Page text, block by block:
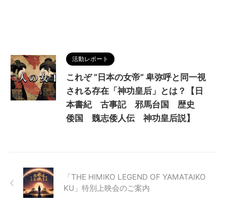
活動レポート
これぞ ”日本の女帝” 卑弥呼と同一視
される存在「神功皇后」とは？【日
本書紀 古事記 邪馬台国 歴史
倭国 魏志倭人伝 神功皇后説】
「THE HIMIKO LEGEND OF YAMATAIKO
KU」特別上映会のご案内